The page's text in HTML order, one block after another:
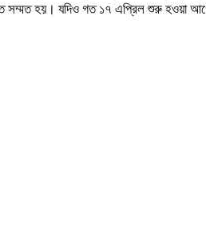
সম্মত হয়। যদিও গত ১৭ এপ্রিল শুরু হওয়া